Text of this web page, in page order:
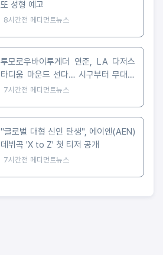
또 성형 예고
8시간전 메디먼트뉴스
투모로우바이투게더 연준, LA 다저스
타디움 마운드 선다… 시구부터 무대까
지
7시간전 메디먼트뉴스
"글로벌 대형 신인 탄생", 에이엔(AEN)
데뷔곡 'X to Z' 첫 티저 공개
7시간전 메디먼트뉴스